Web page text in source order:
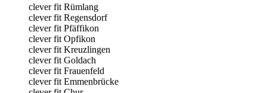
clever fit Rümlang
clever fit Regensdorf
clever fit Pfäffikon
clever fit Opfikon
clever fit Kreuzlingen
clever fit Goldach
clever fit Frauenfeld
clever fit Emmenbrücke